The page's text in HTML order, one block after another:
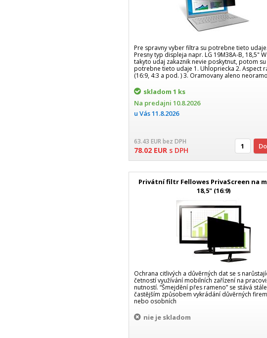
Pre spravny vyber filtra su potrebne tieto
Presny typ displeja napr. LG 19M38A-B, 18,5"
takyto udaj zakaznik nevie poskytnut, potom su
potrebne tieto udaje 1. Uhlopriecka 2. Aspect
(16:9, 4:3 a pod. ) 3. Oramovany aleno
skladom 1 ks
Na predajni 10.8.2026
u Vás11.8.2026
63.43 EURbez DPH
78.02 EUR s DPH
Privátní filtr Fellowes PrivaScreen na
18,5" (16:9)
Ochrana citlivých a důvěrných dat se s
četností využívání mobilních zařízení na
nutností. “Šmejdění přes rameno” se stává stále
častějším způsobem vykrádání důvěrných
nebo osobních
nie je skladom